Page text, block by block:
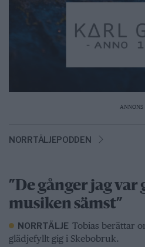
ANNONS
NORRTÄLJEPODDEN
”De gånger jag var
musiken sämst”
NORRTÄLJE Tobias berättar
glädjefyllt gig i Skebobruk.